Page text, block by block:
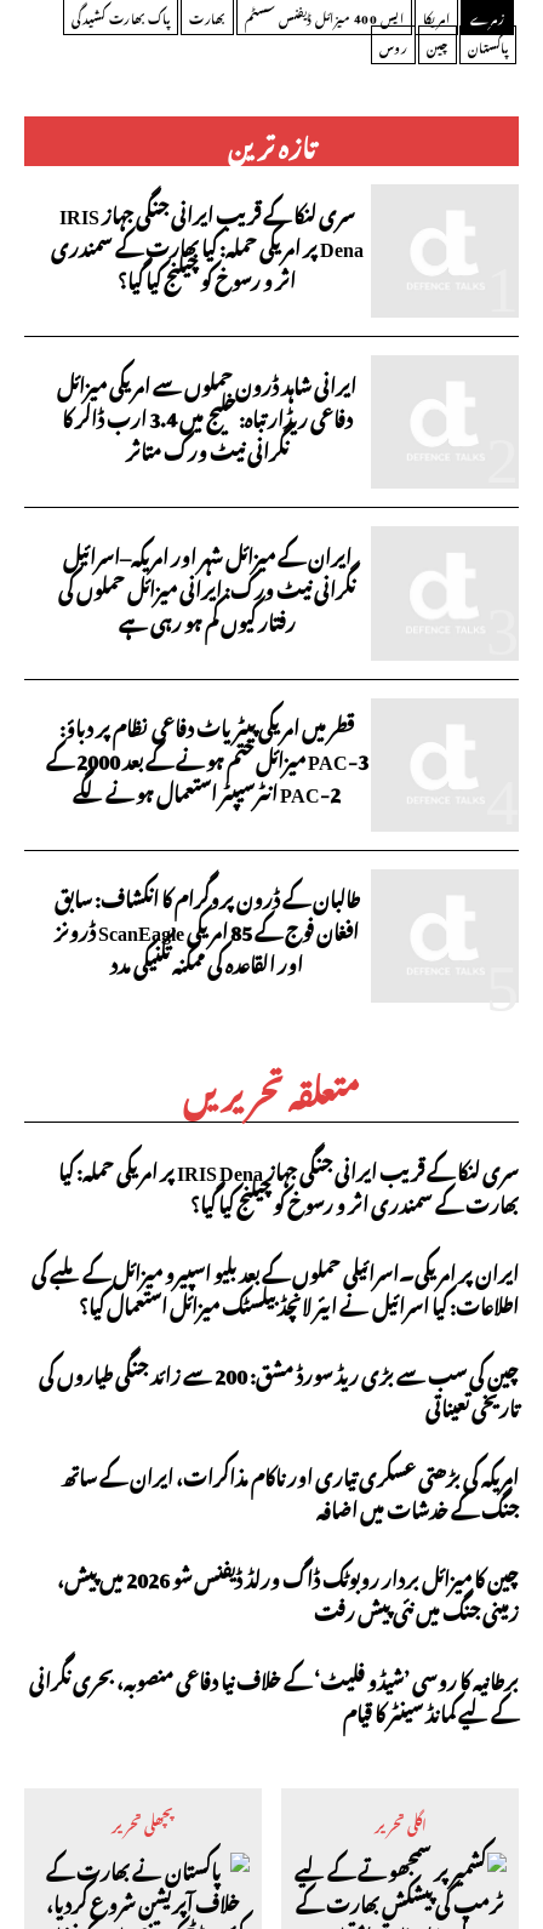
تازہ ترین
سری لنکا کے قریب ایرانی جنگی جہاز IRIS
Dena پر امریکی حملہ: کیا بھارت کے سمندری
اثر و رسوخ کو چیلنج کیا گیا؟
ایرانی شاہد ڈرون حملوں سے امریکی میزائل
دفاعی ریڈار تباہ: خلیج میں 3.4 ارب ڈالر کا
نگرانی نیٹ ورک متاثر
ایران کے میزائل شہر اور امریکہ–اسرائیل
نگرانی نیٹ ورک: ایرانی میزائل حملوں کی
رفتار کیوں کم ہو رہی ہے
قطر میں امریکی پیٹریاٹ دفاعی نظام پر دباؤ:
PAC-3 میزائل ختم ہونے کے بعد 2000 کے
PAC-2 انٹرسیپٹر استعمال ہونے لگے
طالبان کے ڈرون پروگرام کا انکشاف: سابق
افغان فوج کے 85 امریکی ScanEagle ڈرونز
اور القاعدہ کی ممکنہ تکنیکی مدد
متعلقہ تحریریں
سری لنکا کے قریب ایرانی جنگی جہاز IRIS Dena پر امریکی حملہ: کیا
بھارت کے سمندری اثر و رسوخ کو چیلنج کیا گیا؟
ایران پر امریکی۔اسرائیلی حملوں کے بعد بلیو اسپیرو میزائل کے ملبے کی
اطلاعات: کیا اسرائیل نے ایئر لانچڈ بیلسٹک میزائل استعمال کیا؟
چین کی سب سے بڑی ریڈ سورڈ مشق: 200 سے زائد جنگی طیاروں کی
تاریخی تعیناتی
امریکہ کی بڑھتی عسکری تیاری اور ناکام مذاکرات، ایران کے ساتھ
جنگ کے خدشات میں اضافہ
چین کا میزائل بردار روبوٹک ڈاگ ورلڈ ڈیفنس شو 2026 میں پیش،
زمینی جنگ میں نئی پیش رفت
برطانیہ کا روسی ’شیڈو فلیٹ‘ کے خلاف نیا دفاعی منصوبہ، بحری نگرانی
کے لیے کمانڈ سینٹر کا قیام
زمرے امریکا ایس 400 میزائل ڈیفنس سسٹم بھارت
پاک بھارت کشیدگی
پاکستان
چین روس
پچھلی تحریر اگلی تحریر